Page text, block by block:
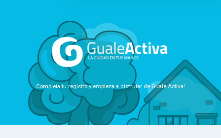
Completa tu registro y empieza a disfrutar de Guale Activa!
everything
Yesterday at 8:29pm
Hi James! Please
remember to buy the
food for tomorrow! I’m
gonna be handling the
gifts and Jake’s gonna
get the drinks